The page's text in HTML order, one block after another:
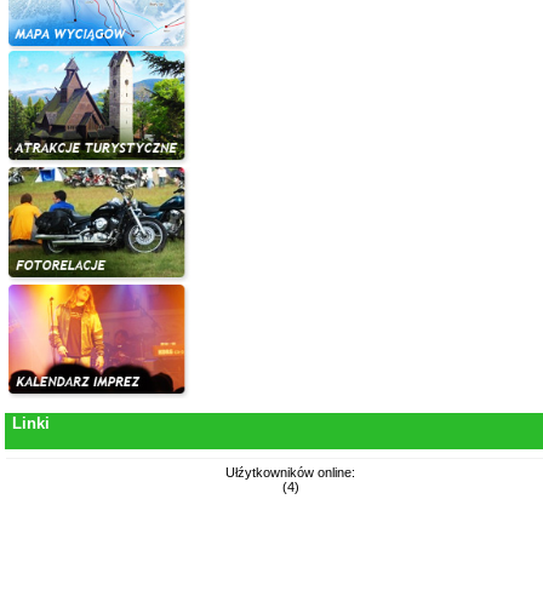
Linki
Ułźytkowników online:
(4)